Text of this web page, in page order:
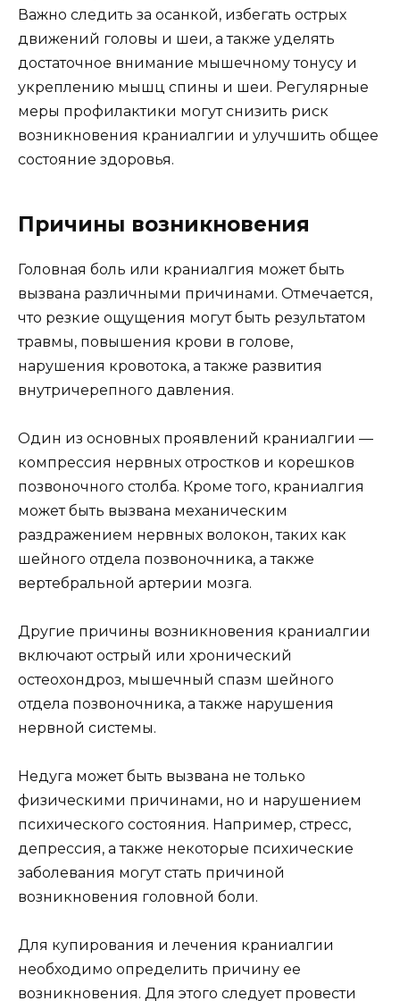
Важно следить за осанкой, избегать острых
движений головы и шеи, а также уделять
достаточное внимание мышечному тонусу и
укреплению мышц спины и шеи. Регулярные
меры профилактики могут снизить риск
возникновения краниалгии и улучшить общее
состояние здоровья.
Причины возникновения
Головная боль или краниалгия может быть
вызвана различными причинами. Отмечается,
что резкие ощущения могут быть результатом
травмы, повышения крови в голове,
нарушения кровотока, а также развития
внутричерепного давления.
Один из основных проявлений краниалгии —
компрессия нервных отростков и корешков
позвоночного столба. Кроме того, краниалгия
может быть вызвана механическим
раздражением нервных волокон, таких как
шейного отдела позвоночника, а также
вертебральной артерии мозга.
Другие причины возникновения краниалгии
включают острый или хронический
остеохондроз, мышечный спазм шейного
отдела позвоночника, а также нарушения
нервной системы.
Недуга может быть вызвана не только
физическими причинами, но и нарушением
психического состояния. Например, стресс,
депрессия, а также некоторые психические
заболевания могут стать причиной
возникновения головной боли.
Для купирования и лечения краниалгии
необходимо определить причину ее
возникновения. Для этого следует провести